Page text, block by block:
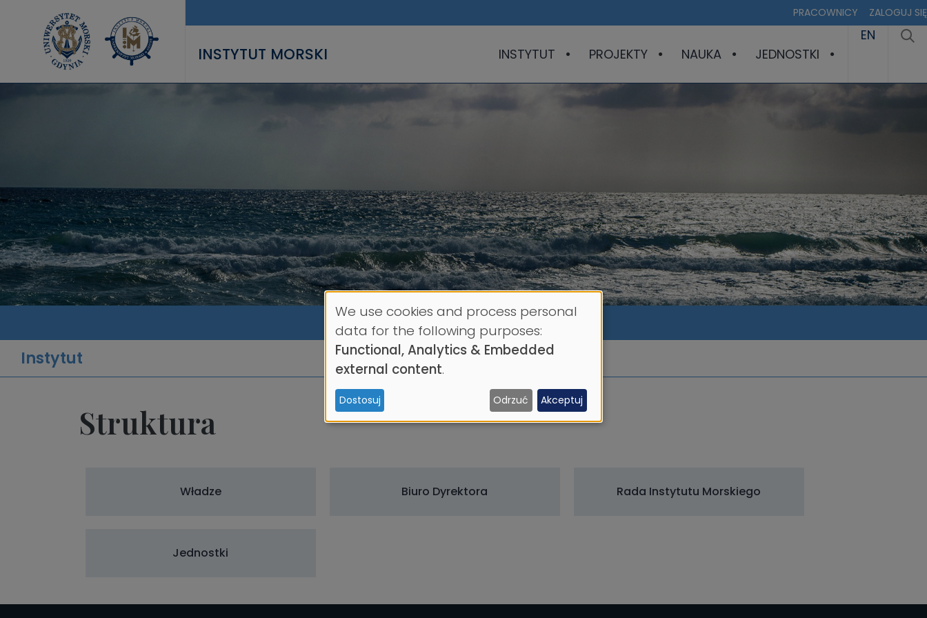
PRACOWNICY ZALOGUJ SIĘ
INSTYTUT MORSKI INSTYTUT PROJEKTY NAUKA JEDNOSTKI
EN
Instytut
Struktura
Władze Biuro Dyrektora Rada Instytutu Morskiego
Jednostki
Use
of
personal
data
We use cookies and process personal
data for the following purposes:
Functional, Analytics & Embedded
external content.
Dostosuj Odrzuć Akceptuj